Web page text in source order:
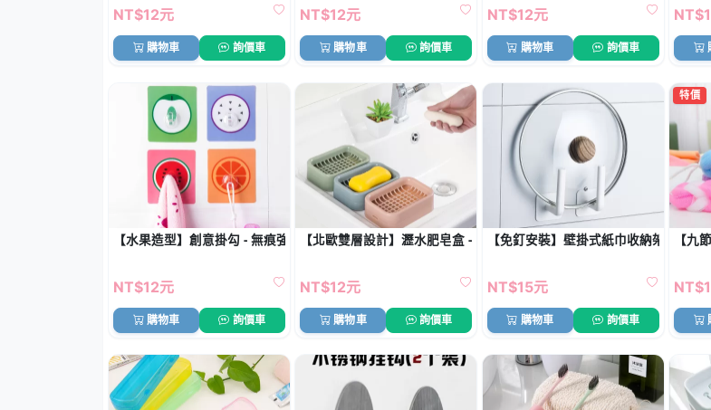
NT$12元
購物車 詢價車
NT$12元
購物車 詢價車
NT$12元
購物車 詢價車
【水果造型】創意掛勾 - 無痕強力黏貼掛鉤
NT$12元
購物車 詢價車
【北歐雙層設計】瀝水肥皂盒 - 防滑底座香皂架不積水
NT$12元
購物車 詢價車
【免釘安裝】壁掛式紙巾收納架 - 無痕
NT$15元
購物車 詢價車
特價
【九